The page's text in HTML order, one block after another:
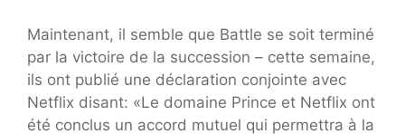
Maintenant, il semble que Battle se soit terminé
par la victoire de la succession – cette semaine,
ils ont publié une déclaration conjointe avec
Netflix disant: «Le domaine Prince et Netflix ont
été conclus un accord mutuel qui permettra à la